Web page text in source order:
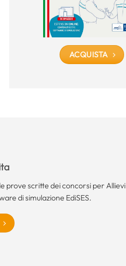
ACQUISTA
prove scritte dei concorsi per Allievi
di simulazione EdiSES.